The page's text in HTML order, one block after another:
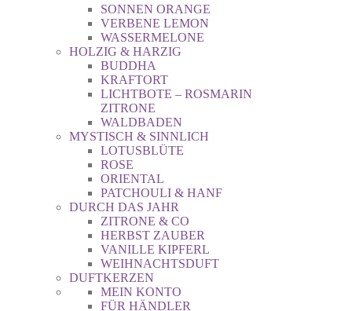
SONNEN ORANGE
VERBENE LEMON
WASSERMELONE
HOLZIG & HARZIG
BUDDHA
KRAFTORT
LICHTBOTE – ROSMARIN
ZITRONE
WALDBADEN
MYSTISCH & SINNLICH
LOTUSBLÜTE
ROSE
ORIENTAL
PATCHOULI & HANF
DURCH DAS JAHR
ZITRONE & CO
HERBST ZAUBER
VANILLE KIPFERL
WEIHNACHTSDUFT
DUFTKERZEN
MEIN KONTO
FÜR HÄNDLER